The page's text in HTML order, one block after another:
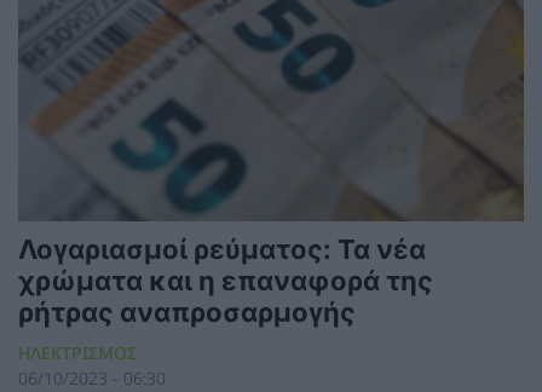
Λογαριασμοί ρεύματος: Τα νέα
χρώματα και η επαναφορά της
ρήτρας αναπροσαρμογής
ΗΛΕΚΤΡΙΣΜΟΣ
06/10/2023 - 06:30